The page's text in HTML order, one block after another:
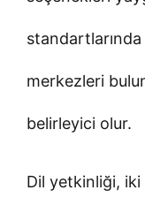
merkezleri
belirleyici olur.
Dil yetkinliği, iki